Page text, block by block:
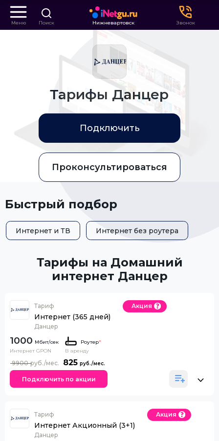
Меню Поиск Нижневартовск Звонок
Тарифы Данцер
Подключить
Проконсультироваться
Быстрый подбор
Интернет и ТВ Интернет без роутера
Тарифы на Домашний
интернет Данцер
Тариф
Интернет (365 дней)
Данцер
Акция
1000
Интернет GPON
Роутер*
В аренду
825
9900
Подключить по акции
Тариф
Интернет Акционный (3+1)
Данцер
Акция